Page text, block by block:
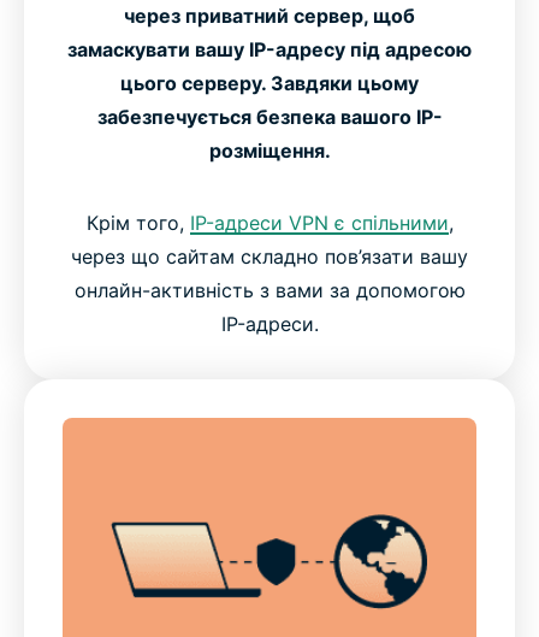
через приватний сервер, щоб
замаскувати вашу IP-адресу під адресою
цього серверу. Завдяки цьому
забезпечується безпека вашого IP-
розміщення.
Крім того, IP-адреси VPN є спільними,
через що сайтам складно пов’язати вашу
онлайн-активність з вами за допомогою
IP-адреси.